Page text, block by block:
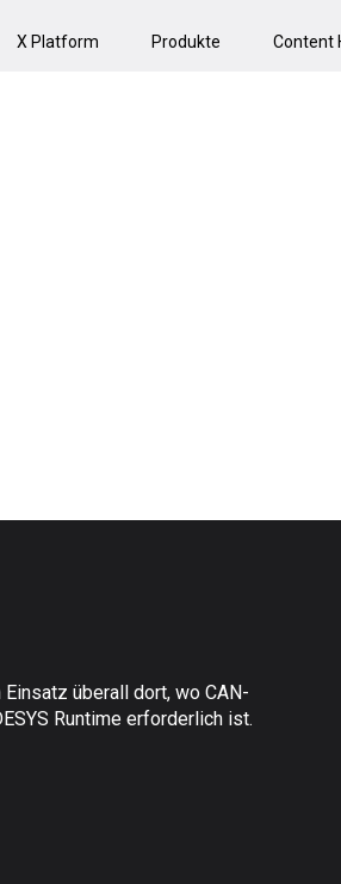
X Platform Produkte Content
überall dort, wo CAN-
Runtime erforderlich ist.